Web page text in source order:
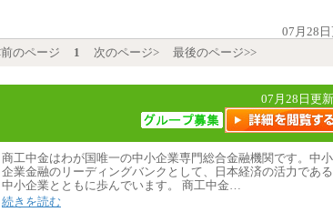
07月28
のページ 1 次のページ> 最後のページ>>
07月28日更
商工中金はわが国唯一の中小企業専門総合金融機関です。中小
企業金融のリーディングバンクとして、日本経済の活力である
中小企業とともに歩んでいます。 商工中金…
続きを読む